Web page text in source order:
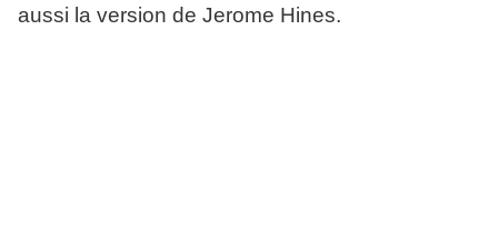
aussi la version de Jerome Hines.